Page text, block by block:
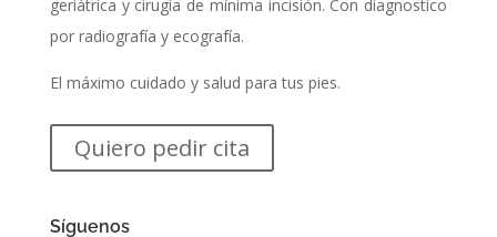
geriátrica y cirugía de mínima incisión. Con diagnostico
por radiografía y ecografía.
El máximo cuidado y salud para tus pies.
Quiero pedir cita
Síguenos